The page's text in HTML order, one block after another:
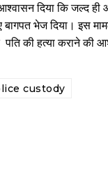
दिया कि जल्द
बागपत भेज दिया।
की हत्या कराने की
custody